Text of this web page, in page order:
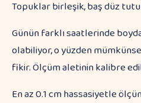
Topuklar birleşik, baş düz
Günün farklı saatlerinde
olabiliyor, o yüzden
fikir. Ölçüm aletinin kalibre
En az 0.1 cm hassasiyetle